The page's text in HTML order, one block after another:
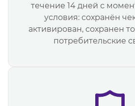
течение 14 дней с
условия: сохранён
активирован, сохранен
потребительские